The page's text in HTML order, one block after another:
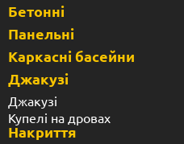
Бетонні
Панельні
Каркасні басейни
Джакузі
Джакузі
Купелі на дровах
Накриття